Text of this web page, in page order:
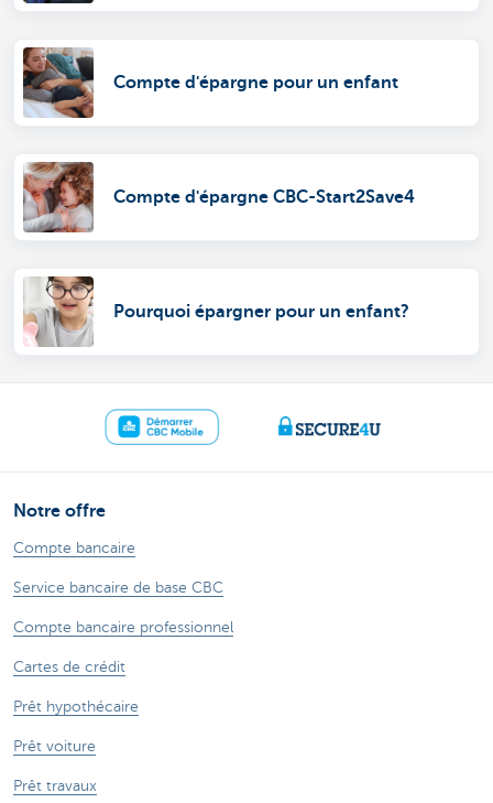
Compte d'épargne pour un enfant
Compte d'épargne CBC-Start2Save4
Pourquoi épargner pour un enfant?
Notre offre
Compte bancaire
Service bancaire de base CBC
Compte bancaire professionnel
Cartes de crédit
Prêt hypothécaire
Prêt voiture
Prêt travaux